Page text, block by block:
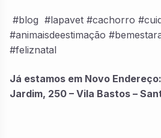
#blog #lapavet #cachorro
#animaisdeestimação
#feliznatal
Já estamos em Novo
Jardim, 250 – Vila Bastos –